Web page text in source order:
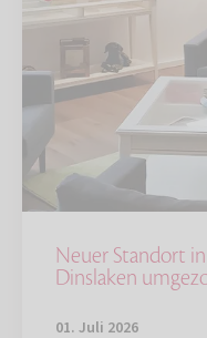
Neuer Standort
Dinslaken
01. Juli 2026